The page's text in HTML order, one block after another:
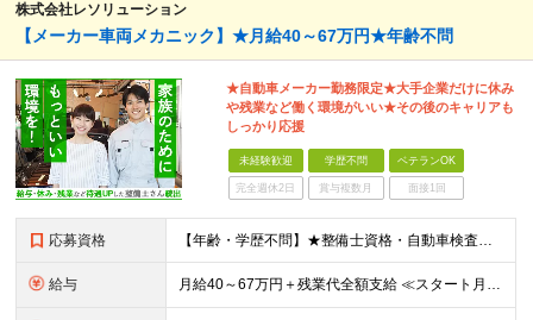
株式会社レソリューション
【メーカー車両メカニック】★月給40～67万円★年齢不問
★自動車メーカー勤務限定★大手企業だけに休み
や残業など働く環境がいい★その後のキャリアも
しっかり応援
未経験歓迎 学歴不問 ベテランOK
完全週休2日 賞与複数月 面接1回
応募資格 【年齢・学歴不問】★整備士資格・自動車検査員資格をお持ちの方★既卒者・第二新卒・実務未経験者も歓迎！ ■自動車整備士資格または自動車検査員資格の保有者。 ※実務経験不問 ◎経験や資格を活かしてキャリ
給与 月給40～67万円＋残業代全額支給 ≪スタート月給例≫ ■自動車車検・整備：月給40万円+残業代 ※現年収・年齢・経験・資格・能力等、総合的に考慮し、決定します。 ※試用期間有(同待遇/最長6ヵ月